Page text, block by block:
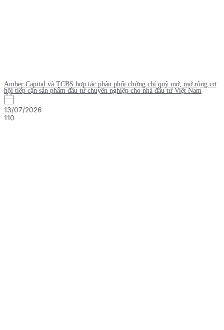
Amber Capital và TCBS hợp tác phân phối chứng chỉ quỹ mở, mở rộng cơ
hội tiếp cận sản phẩm đầu tư chuyên nghiệp cho nhà đầu tư Việt Nam
13/07/2026
110